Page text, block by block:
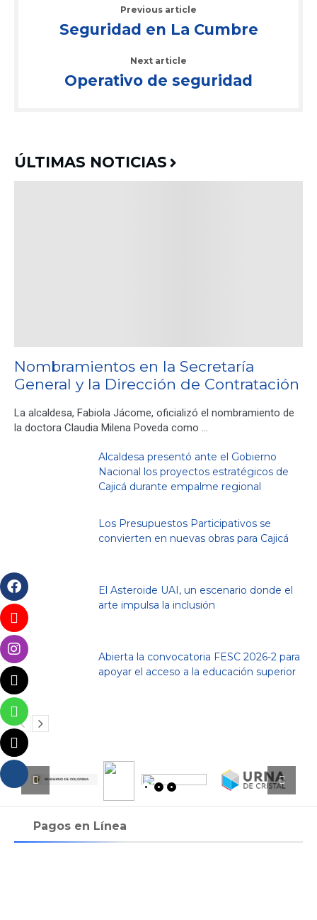
Previous article
Seguridad en La Cumbre
Next article
Operativo de seguridad
ÚLTIMAS NOTICIAS
Nombramientos en la Secretaría
General y la Dirección de Contratación
La alcaldesa, Fabiola Jácome, oficializó el nombramiento de
la doctora Claudia Milena Poveda como …
Alcaldesa presentó ante el Gobierno
Nacional los proyectos estratégicos de
Cajicá durante empalme regional
Los Presupuestos Participativos se
convierten en nuevas obras para Cajicá
El Asteroide UAI, un escenario donde el
arte impulsa la inclusión
Abierta la convocatoria FESC 2026-2 para
apoyar el acceso a la educación superior
Pagos en Línea